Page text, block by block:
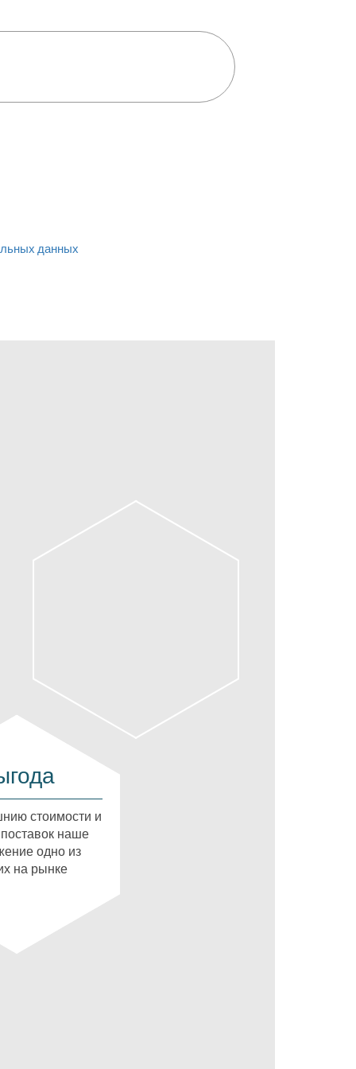
данных
стоимости и
наше
одно из
на рынке